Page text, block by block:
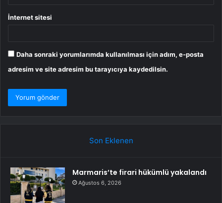
İnternet sitesi
Daha sonraki yorumlarımda kullanılması için adım, e-posta
adresim ve site adresim bu tarayıcıya kaydedilsin.
Son Eklenen
Marmaris’te firari hükümlü yakalandı
Ağustos 6, 2026